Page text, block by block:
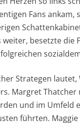
Fans
besetzte die
Strategen
Margret
und im Umfeld
führten.